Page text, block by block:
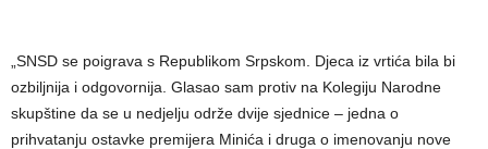
„SNSD se poigrava s Republikom Srpskom. Djeca iz vrtića bila bi
ozbiljnija i odgovornija. Glasao sam protiv na Kolegiju Narodne
skupštine da se u nedjelju održe dvije sjednice – jedna o
prihvatanju ostavke premijera Minića i druga o imenovanju nove